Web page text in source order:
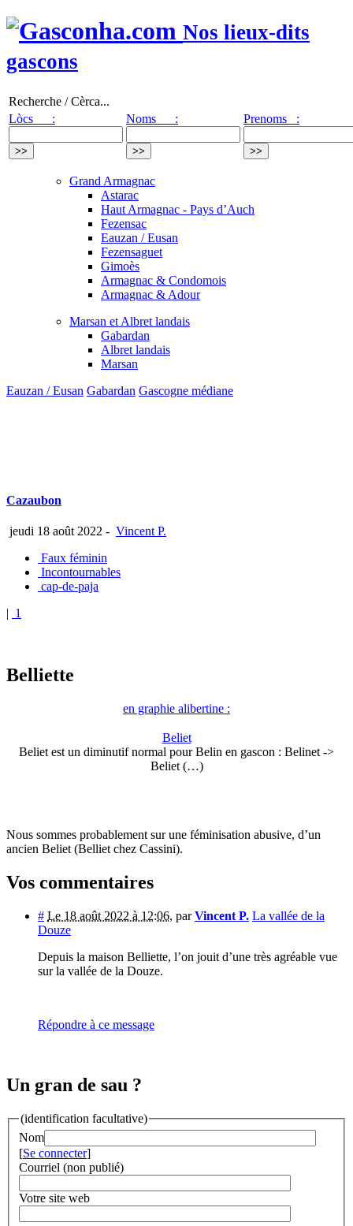
Nos lieux-dits
gascons
Recherche / Cèrca...
Lòcs :
Noms : Prenoms :
Grand Armagnac
Astarac
Haut Armagnac - Pays d’Auch
Fezensac
Eauzan / Eusan
Fezensaguet
Gimoès
Armagnac & Condomois
Armagnac & Adour
Marsan et Albret landais
Gabardan
Albret landais
Marsan
Eauzan / Eusan Gabardan Gascogne médiane
Cazaubon
jeudi 18 août 2022 - Vincent P.
Faux féminin
Incontournables
cap-de-paja
| 1
Belliette
en graphie alibertine :
Beliet
Beliet est un diminutif normal pour Belin en gascon : Belinet ->
Beliet (…)
Nous sommes probablement sur une féminisation abusive, d’un
ancien Beliet (Belliet chez Cassini).
Vos commentaires
# Le 18 août 2022 à 12:06, parVincent P. La vallée de la
Douze
Depuis la maison Belliette, l’on jouit d’une très agréable vue
sur la vallée de la Douze.
Répondre à ce message
Un gran de sau ?
(identification facultative)
Nom
[Se connecter]
Courriel (non publié)
Votre site web